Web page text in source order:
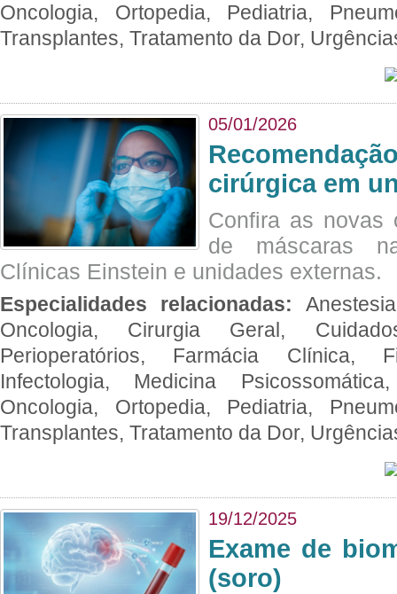
Oncologia, Ortopedia, Pediatria,
Transplantes, Tratamento da Dor,
05/01/2026
cirúrgica em
Confira as novas
de máscaras
Clínicas Einstein e unidades externas.
Especialidades relacionadas:
Oncologia, Cirurgia Geral,
Perioperatórios, Farmácia Clínica,
Infectologia, Medicina
Oncologia, Ortopedia, Pediatria,
Transplantes, Tratamento da Dor,
19/12/2025
Exame de
(soro)